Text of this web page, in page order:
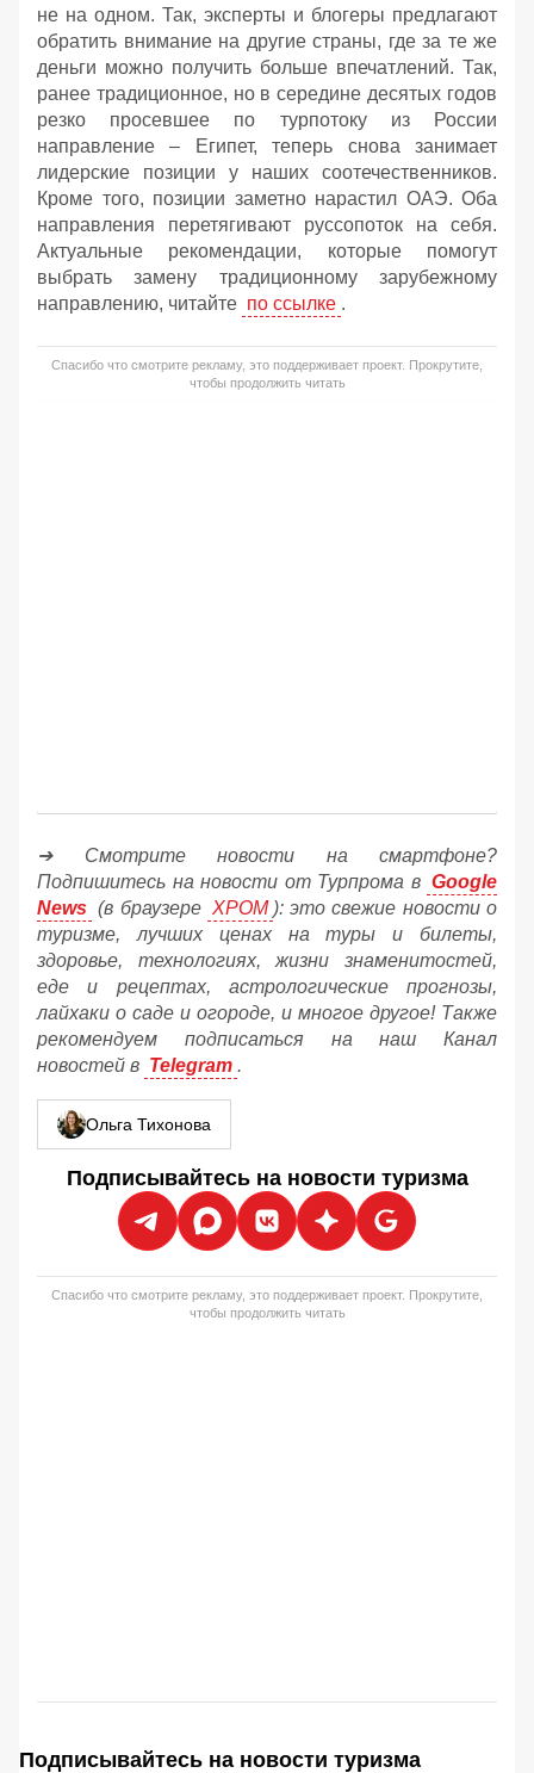
не на одном. Так, эксперты и блогеры предлагают
обратить внимание на другие страны, где за те же
деньги можно получить больше впечатлений. Так,
ранее традиционное, но в середине десятых годов
резко просевшее по турпотоку из России
направление – Египет, теперь снова занимает
лидерские позиции у наших соотечественников.
Кроме того, позиции заметно нарастил ОАЭ. Оба
направления перетягивают руссопоток на себя.
Актуальные рекомендации, которые помогут
выбрать замену традиционному зарубежному
направлению, читайте по ссылке .
Спасибо что смотрите рекламу, это поддерживает проект. Прокрутите,
чтобы продолжить читать
➔ Смотрите новости на смартфоне?
Подпишитесь на новости от Турпрома в Google
News (в браузере ХРОМ ): это свежие новости о
туризме, лучших ценах на туры и билеты,
здоровье, технологиях, жизни знаменитостей,
еде и рецептах, астрологические прогнозы,
лайхаки о саде и огороде, и многое другое! Также
рекомендуем подписаться на наш Канал
новостей в Telegram .
Ольга Тихонова
Подписывайтесь на новости туризма
Спасибо что смотрите рекламу, это поддерживает проект. Прокрутите,
чтобы продолжить читать
Подписывайтесь на новости туризма